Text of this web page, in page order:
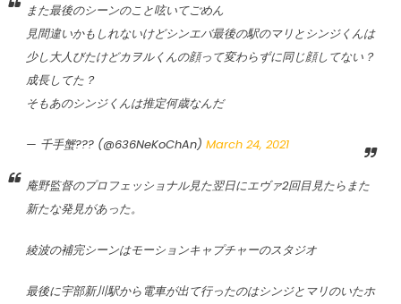
また最後のシーンのこと呟いてごめん
見間違いかもしれないけどシンエバ最後の駅のマリとシンジくんは
少し大人びたけどカヲルくんの顔って変わらずに同じ顔してない？
成長してた？
そもあのシンジくんは推定何歳なんだ
— 千手蟹??? (@636NeKoChAn) March 24, 2021
庵野監督のプロフェッショナル見た翌日にエヴァ2回目見たらまた
新たな発見があった。
綾波の補完シーンはモーションキャプチャーのスタジオ
最後に宇部新川駅から電車が出て行ったのはシンジとマリのいたホ